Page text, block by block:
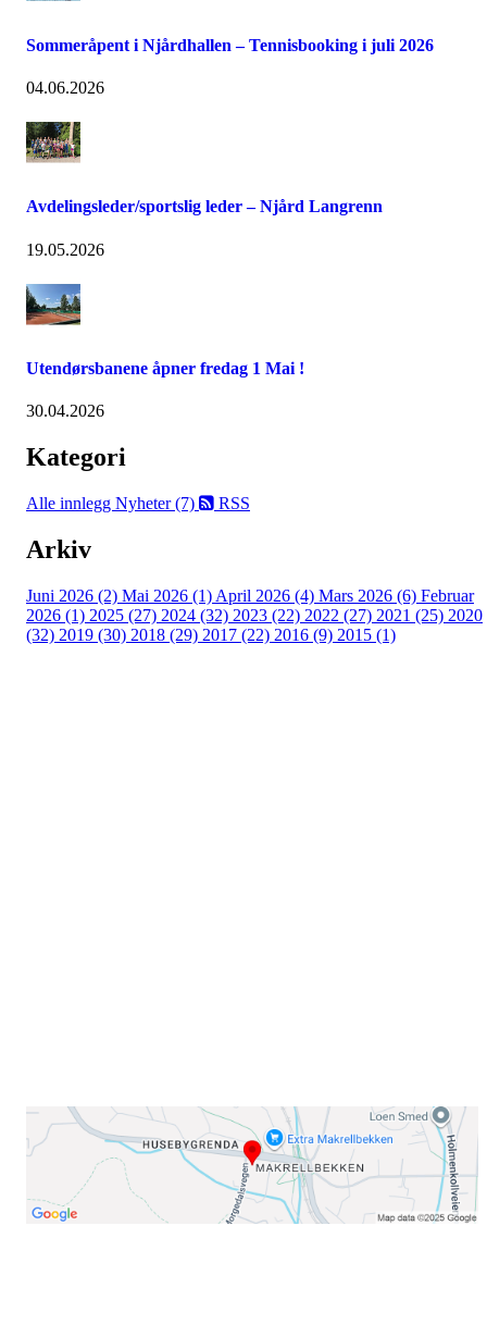
Sommeråpent i Njårdhallen – Tennisbooking i juli 2026
04.06.2026
Avdelingsleder/sportslig leder – Njård Langrenn
19.05.2026
Utendørsbanene åpner fredag 1 Mai !
30.04.2026
Kategori
Alle innlegg Nyheter (7) RSS
Arkiv
Juni 2026 (2) Mai 2026 (1) April 2026 (4) Mars 2026 (6) Februar
2026 (1) 2025 (27) 2024 (32) 2023 (22) 2022 (27) 2021 (25) 2020
(32) 2019 (30) 2018 (29) 2017 (22) 2016 (9) 2015 (1)